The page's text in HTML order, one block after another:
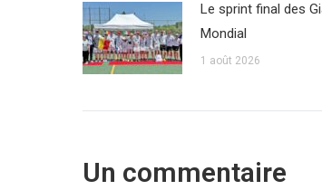
Le sprint final des
Mondial
1 août 2026
Un commentaire